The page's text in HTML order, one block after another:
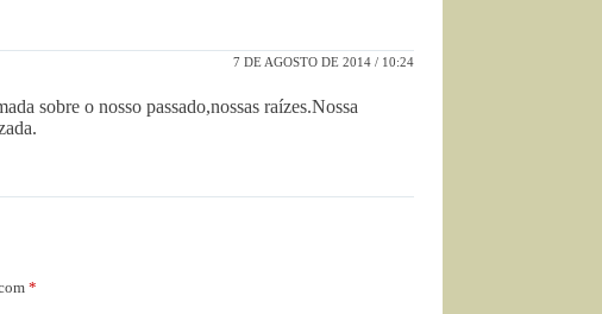
7 DE AGOSTO DE 2014 / 10:24
sobre o nosso passado,nossas raízes.Nossa
*